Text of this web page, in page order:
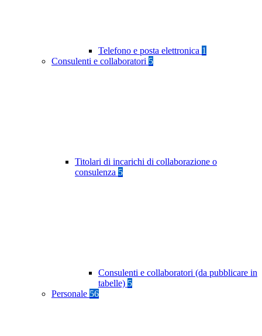
Telefono e posta elettronica 1
Consulenti e collaboratori 5
Titolari di incarichi di collaborazione o
consulenza 5
Consulenti e collaboratori (da pubblicare in
tabelle) 5
Personale 56